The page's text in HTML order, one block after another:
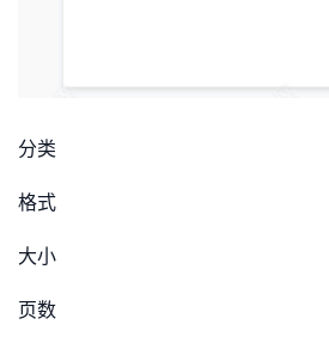
分类
格式
大小
页数